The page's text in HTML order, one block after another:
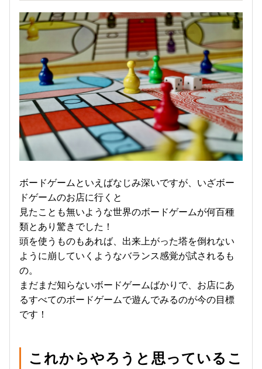
ボードゲームといえばなじみ深いですが、いざボー
ドゲームのお店に行くと
見たことも無いような世界のボードゲームが何百種
類とあり驚きでした！
頭を使うものもあれば、出来上がった塔を倒れない
ように崩していくようなバランス感覚が試されるも
の。
まだまだ知らないボードゲームばかりで、お店にあ
るすべてのボードゲームで遊んでみるのが今の目標
です！
これからやろうと思っているこ